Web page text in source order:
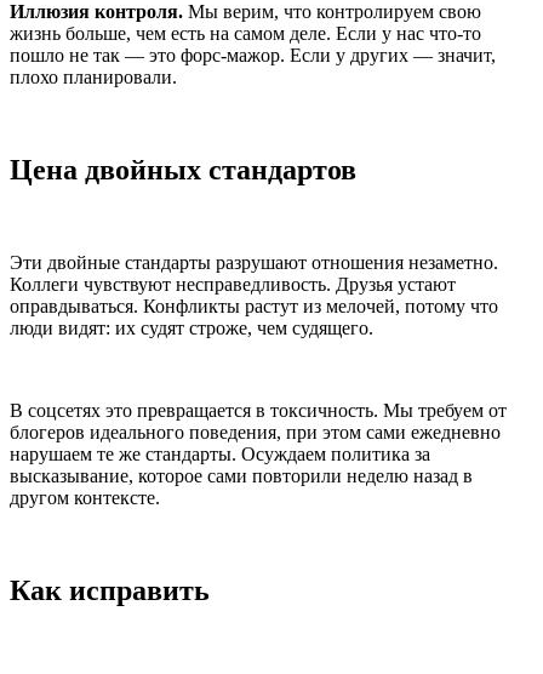
Иллюзия контроля. Мы верим, что контролируем свою
жизнь больше, чем есть на самом деле. Если у нас что-то
пошло не так — это форс-мажор. Если у других — значит,
плохо планировали.
Цена двойных стандартов
Эти двойные стандарты разрушают отношения незаметно.
Коллеги чувствуют несправедливость. Друзья устают
оправдываться. Конфликты растут из мелочей, потому что
люди видят: их судят строже, чем судящего.
В соцсетях это превращается в токсичность. Мы требуем от
блогеров идеального поведения, при этом сами ежедневно
нарушаем те же стандарты. Осуждаем политика за
высказывание, которое сами повторили неделю назад в
другом контексте.
Как исправить